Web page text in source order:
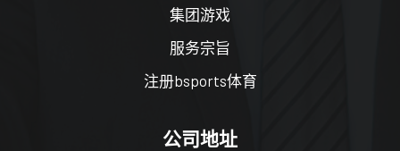
集团游戏
服务宗旨
注册bsports体育
公司地址